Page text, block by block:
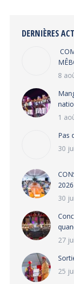
DERNIÈRES
8
1
Pas
30
2026
30
27
25